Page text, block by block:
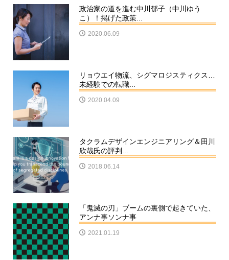
政治家の道を進む中川郁子（中川ゆう
こ）！掲げた政策...
2020.06.09
リョウエイ物流、シグマロジスティクス…
未経験での転職...
2020.04.09
タクラムデザインエンジニアリング＆田川
欣哉氏の評判...
2018.06.14
「鬼滅の刃」ブームの裏側で起きていた、
アンナ事ソンナ事
2021.01.19